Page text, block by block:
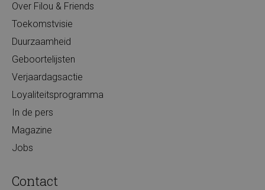
Over Filou & Friends
Toekomstvisie
Duurzaamheid
Geboortelijsten
Verjaardagsactie
Loyaliteitsprogramma
In de pers
Magazine
Jobs
Contact